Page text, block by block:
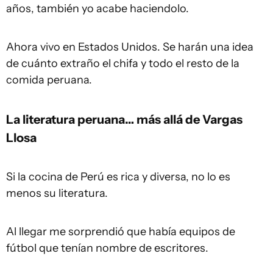
años, también yo acabe haciendolo.
Ahora vivo en Estados Unidos. Se harán una idea
de cuánto extraño el chifa y todo el resto de la
comida peruana.
La literatura peruana… más allá de Vargas
Llosa
Si la cocina de Perú es rica y diversa, no lo es
menos su literatura.
Al llegar me sorprendió que había equipos de
fútbol que tenían nombre de escritores.